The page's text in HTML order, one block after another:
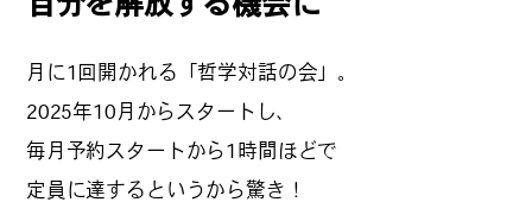
月に1回開かれる「哲学対話の会」。
2025年10月からスタートし、
毎月予約スタートから1時間ほどで
定員に達するというから驚き！